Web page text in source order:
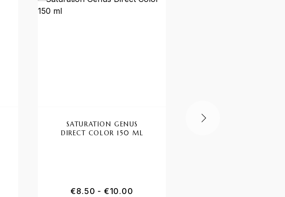
SATURATION GENUS
DIRECT COLOR 150 ML
€8.50 - €10.00